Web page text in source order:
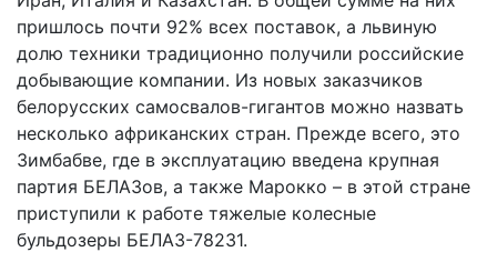
пришлось почти 92% всех поставок, а львиную
долю техники традиционно получили российские
добывающие компании. Из новых заказчиков
белорусских самосвалов-гигантов можно назвать
несколько африканских стран. Прежде всего, это
Зимбабве, где в эксплуатацию введена крупная
партия БЕЛАЗов, а также Марокко – в этой стране
приступили к работе тяжелые колесные
бульдозеры БЕЛАЗ-78231.